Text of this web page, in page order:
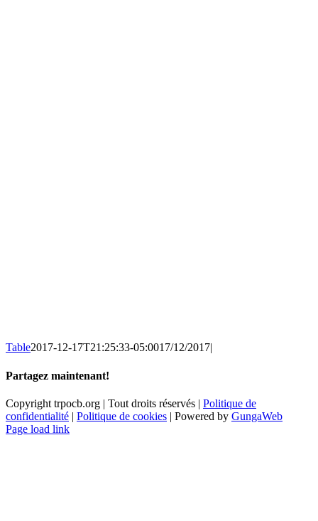
Table2017-12-17T21:25:33-05:0017/12/2017|
Partagez maintenant!
Facebook
X
Email
Copyright trpocb.org | Tout droits réservés | Politique de
confidentialité | Politique de cookies | Powered by GungaWeb
Page load link